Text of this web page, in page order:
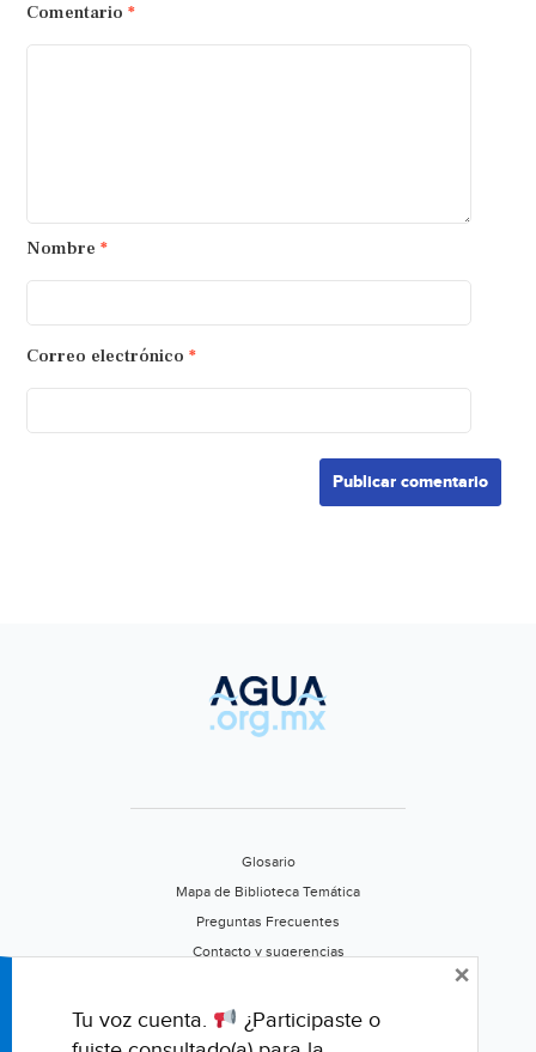
Comentario *
Nombre *
Correo electrónico *
Glosario
Mapa de Biblioteca Temática
Preguntas Frecuentes
Contacto y sugerencias
Califica este portal
Tu voz cuenta.
¿Participaste o
×